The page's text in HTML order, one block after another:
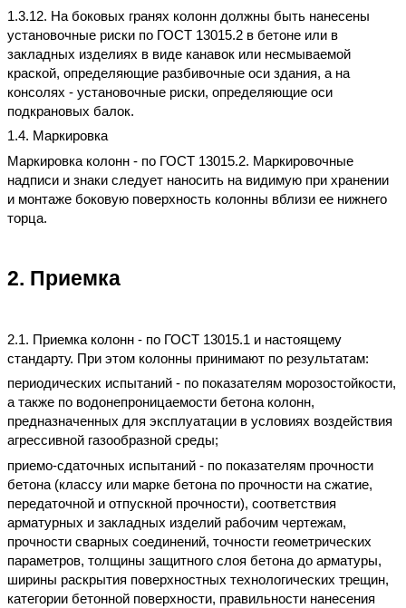
1.3.12. На боковых гранях колонн должны быть нанесены
установочные риски по ГОСТ 13015.2 в бетоне или в
закладных изделиях в виде канавок или несмываемой
краской, определяющие разбивочные оси здания, а на
консолях - установочные риски, определяющие оси
подкрановых балок.
1.4. Маркировка
Маркировка колонн - по ГОСТ 13015.2. Маркировочные
надписи и знаки следует наносить на видимую при хранении
и монтаже боковую поверхность колонны вблизи ее нижнего
торца.
2. Приемка
2.1. Приемка колонн - по ГОСТ 13015.1 и настоящему
стандарту. При этом колонны принимают по результатам:
периодических испытаний - по показателям морозостойкости,
а также по водонепроницаемости бетона колонн,
предназначенных для эксплуатации в условиях воздействия
агрессивной газообразной среды;
приемо-сдаточных испытаний - по показателям прочности
бетона (классу или марке бетона по прочности на сжатие,
передаточной и отпускной прочности), соответствия
арматурных и закладных изделий рабочим чертежам,
прочности сварных соединений, точности геометрических
параметров, толщины защитного слоя бетона до арматуры,
ширины раскрытия поверхностных технологических трещин,
категории бетонной поверхности, правильности нанесения